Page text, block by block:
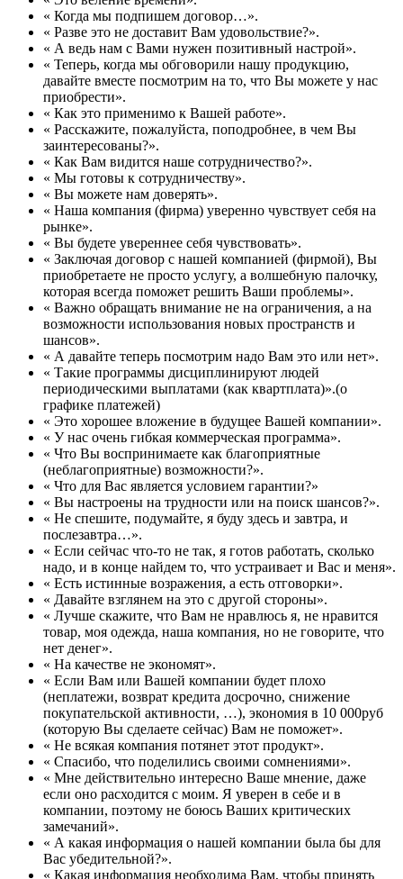
« Когда мы подпишем договор…».
« Разве это не доставит Вам удовольствие?».
« А ведь нам с Вами нужен позитивный настрой».
« Теперь, когда мы обговорили нашу продукцию,
давайте вместе посмотрим на то, что Вы можете у нас
приобрести».
« Как это применимо к Вашей работе».
« Расскажите, пожалуйста, поподробнее, в чем Вы
заинтересованы?».
« Как Вам видится наше сотрудничество?».
« Мы готовы к сотрудничеству».
« Вы можете нам доверять».
« Наша компания (фирма) уверенно чувствует себя на
рынке».
« Вы будете увереннее себя чувствовать».
« Заключая договор с нашей компанией (фирмой), Вы
приобретаете не просто услугу, а волшебную палочку,
которая всегда поможет решить Ваши проблемы».
« Важно обращать внимание не на ограничения, а на
возможности использования новых пространств и
шансов».
« А давайте теперь посмотрим надо Вам это или нет».
« Такие программы дисциплинируют людей
периодическими выплатами (как квартплата)».(о
графике платежей)
« Это хорошее вложение в будущее Вашей компании».
« У нас очень гибкая коммерческая программа».
« Что Вы воспринимаете как благоприятные
(неблагоприятные) возможности?».
« Что для Вас является условием гарантии?»
« Вы настроены на трудности или на поиск шансов?».
« Не спешите, подумайте, я буду здесь и завтра, и
послезавтра…».
« Если сейчас что-то не так, я готов работать, сколько
надо, и в конце найдем то, что устраивает и Вас и меня».
« Есть истинные возражения, а есть отговорки».
« Давайте взглянем на это с другой стороны».
« Лучше скажите, что Вам не нравлюсь я, не нравится
товар, моя одежда, наша компания, но не говорите, что
нет денег».
« На качестве не экономят».
« Если Вам или Вашей компании будет плохо
(неплатежи, возврат кредита досрочно, снижение
покупательской активности, …), экономия в 10 000руб
(которую Вы сделаете сейчас) Вам не поможет».
« Не всякая компания потянет этот продукт».
« Спасибо, что поделились своими сомнениями».
« Мне действительно интересно Ваше мнение, даже
если оно расходится с моим. Я уверен в себе и в
компании, поэтому не боюсь Ваших критических
замечаний».
« А какая информация о нашей компании была бы для
Вас убедительной?».
« Какая информация необходима Вам, чтобы принять